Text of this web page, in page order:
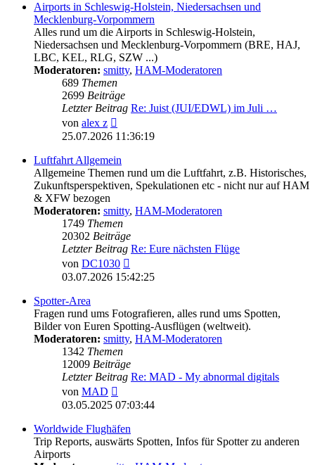
Airports in Schleswig-Holstein, Niedersachsen und
Mecklenburg-Vorpommern
Alles rund um die Airports in Schleswig-Holstein,
Niedersachsen und Mecklenburg-Vorpommern (BRE, HAJ,
LBC, KEL, RLG, SZW ...)
Moderatoren: smitty, HAM-Moderatoren
689 Themen
2699 Beiträge
Letzter Beitrag Re: Juist (JUI/EDWL) im Juli …
von alex z
Beitrag
25.07.2026 11:36:19
Luftfahrt Allgemein
Allgemeine Themen rund um die Luftfahrt, z.B. Historisches,
Zukunftsperspektiven, Spekulationen etc - nicht nur auf HAM
& XFW bezogen
Moderatoren: smitty, HAM-Moderatoren
1749 Themen
20302 Beiträge
Letzter Beitrag Re: Eure nächsten Flüge
von DC1030
Beitrag
03.07.2026 15:42:25
Spotter-Area
Fragen rund ums Fotografieren, alles rund ums Spotten,
Bilder von Euren Spotting-Ausflügen (weltweit).
Moderatoren: smitty, HAM-Moderatoren
1342 Themen
12009 Beiträge
Letzter Beitrag Re: MAD - My abnormal digitals
von MAD
Beitrag
03.05.2025 07:03:44
Worldwide Flughäfen
Trip Reports, auswärts Spotten, Infos für Spotter zu anderen
Airports